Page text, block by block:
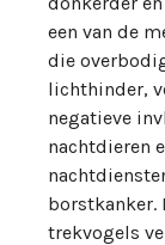
een van de
die
lichthinder,
negatieve
nachtdieren
borstkanker.
trekvogels